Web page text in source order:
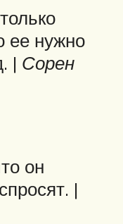
ее нужно
| Сорен
он
|